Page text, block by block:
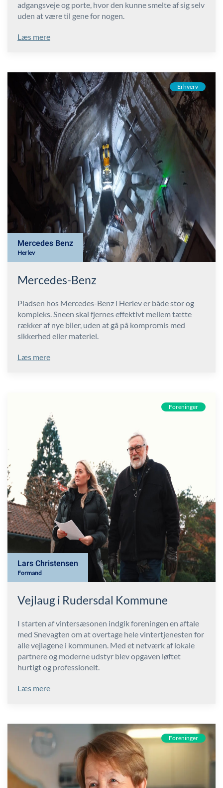
adgangsveje og porte, hvor den kunne smelte af sig selv
uden at være til gene for nogen.
Læs mere
Erhverv
Mercedes Benz
Herlev
Mercedes-Benz
Pladsen hos Mercedes-Benz i Herlev er både stor og
kompleks. Sneen skal fjernes effektivt mellem tætte
rækker af nye biler, uden at gå på kompromis med
sikkerhed eller materiel.
Læs mere
Foreninger
Lars Christensen
Formand
Vejlaug i Rudersdal Kommune
I starten af vintersæsonen indgik foreningen en aftale
med Snevagten om at overtage hele vintertjenesten for
alle vejlagene i kommunen. Med et netværk af lokale
partnere og moderne udstyr blev opgaven løftet
hurtigt og professionelt.
Læs mere
Foreninger